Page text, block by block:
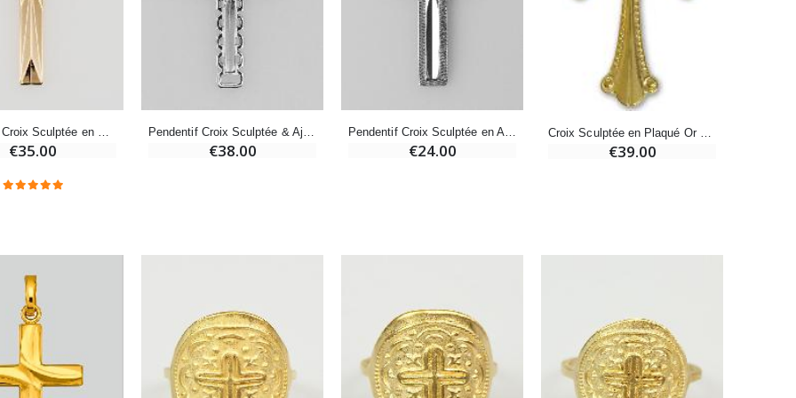
-10%
-25%
€78.00
€2.50
€78.00
Pendentif Croix Sculptée en Plaqué Or
€35.00
Pendentif Croix Sculptée & Ajourée en Argent
€38.00
Pendentif Croix Sculptée en Argent 22mm
€24.00 €39.00